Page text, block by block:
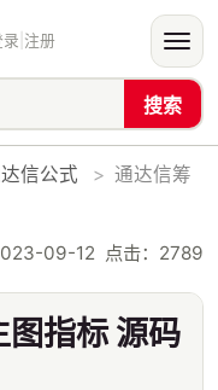
搜索
录 注册
信公式 > 通达信筹
09-12 点击： 2789
指标 源码